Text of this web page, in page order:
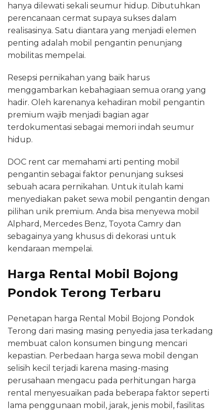
hanya dilewati sekali seumur hidup. Dibutuhkan
perencanaan cermat supaya sukses dalam
realisasinya. Satu diantara yang menjadi elemen
penting adalah mobil pengantin penunjang
mobilitas mempelai.
Resepsi pernikahan yang baik harus
menggambarkan kebahagiaan semua orang yang
hadir. Oleh karenanya kehadiran mobil pengantin
premium wajib menjadi bagian agar
terdokumentasi sebagai memori indah seumur
hidup.
DOC rent car memahami arti penting mobil
pengantin sebagai faktor penunjang suksesi
sebuah acara pernikahan. Untuk itulah kami
menyediakan paket sewa mobil pengantin dengan
pilihan unik premium. Anda bisa menyewa mobil
Alphard, Mercedes Benz, Toyota Camry dan
sebagainya yang khusus di dekorasi untuk
kendaraan mempelai.
Harga Rental Mobil Bojong
Pondok Terong Terbaru
Penetapan harga Rental Mobil Bojong Pondok
Terong dari masing masing penyedia jasa terkadang
membuat calon konsumen bingung mencari
kepastian. Perbedaan harga sewa mobil dengan
selisih kecil terjadi karena masing-masing
perusahaan mengacu pada perhitungan harga
rental menyesuaikan pada beberapa faktor seperti
lama penggunaan mobil, jarak, jenis mobil, fasilitas